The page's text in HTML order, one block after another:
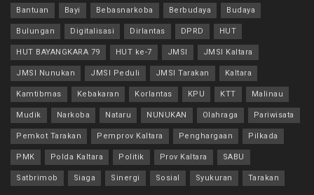
Bantuan Bayi Bebasnarkoba Berbudaya Budaya
Bulungan Digitalisasi Dirlantas DPRD HUT
HUT BAYANGKARA 79 HUT ke-7 JMSI JMSI Kaltara
JMSI Nunukan JMSI Peduli JMSI Tarakan Kaltara
Kamtibmas Kebakaran Korlantas KPU KTT Malinau
Mudik Narkoba Nataru NUNUKAN Olahraga Pariwisata
Pemkot Tarakan Pemprov Kaltara Penghargaan Pilkada
PMK Polda Kaltara Politik Prov Kaltara SABU
Satbrimob Siaga Sinergi Sosial Syukuran Tarakan